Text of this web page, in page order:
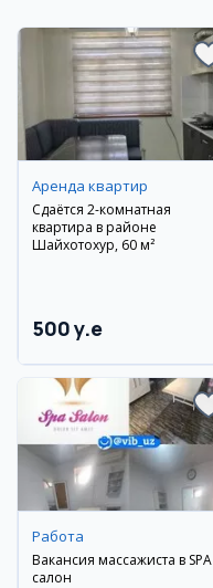
Аренда квартир
Сдаётся 2-комнатная
квартира в районе
Шайхотохур, 60 м²
500 y.e
Работа
Вакансия массажиста в SPA
салон